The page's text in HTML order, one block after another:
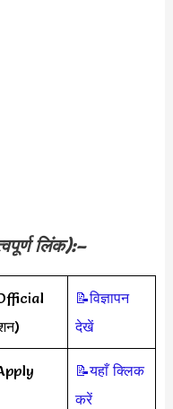
लिंक):–
📝विज्ञापन
देखें
📝यहाँ क्लिक
करें